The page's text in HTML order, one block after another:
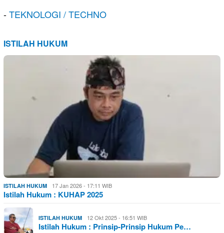
-TEKNOLOGI / TECHNO
ISTILAH HUKUM
ISTILAH HUKUM 17 Jan 2026 - 17:11 WIB
Istilah Hukum : KUHAP 2025
ISTILAH HUKUM 12 Okt 2025 - 16:51 WIB
Istilah Hukum : Prinsip-Prinsip Hukum Pe…